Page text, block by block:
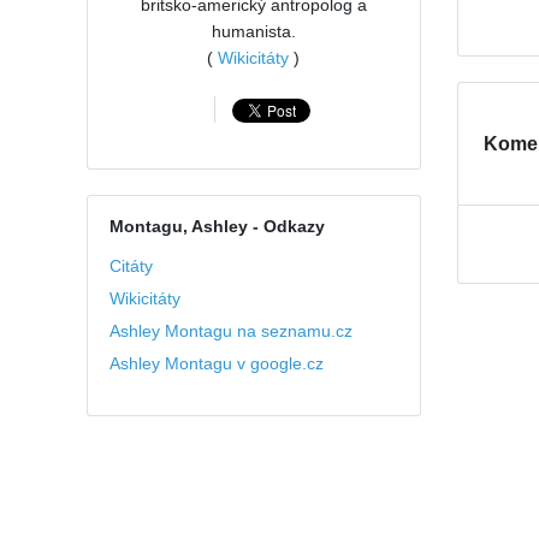
britsko-americký antropolog a
humanista.
(Wikicitáty )
Montagu, Ashley- Odkazy
Citáty
Wikicitáty
Ashley Montagu na seznamu.cz
Ashley Montagu v google.cz